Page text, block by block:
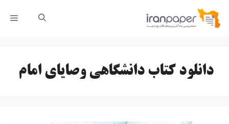
پرش
دانلود کتاب دانشگاهی وصایای امام